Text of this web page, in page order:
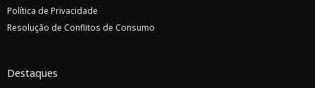
Política de Privacidade
Resolução de Conflitos de Consumo
Destaques